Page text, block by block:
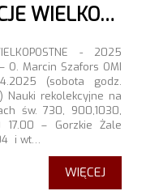
REKOLEKCJE WIELKOPOSTNE 2025
- 2025
O. Marcin Szafors OMI
(sobota godz.
Nauki rekolekcyjne na
św. 730, 900,1030,
17.00 – Gorzkie Żale
i wt…
WIĘCEJ